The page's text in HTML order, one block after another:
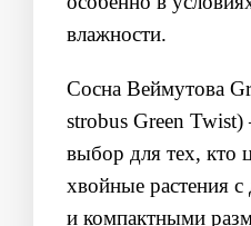
влажности.
Сосна Веймутова
strobus Green Twist)
выбор для тех, кто
хвойные растения с
и компактными